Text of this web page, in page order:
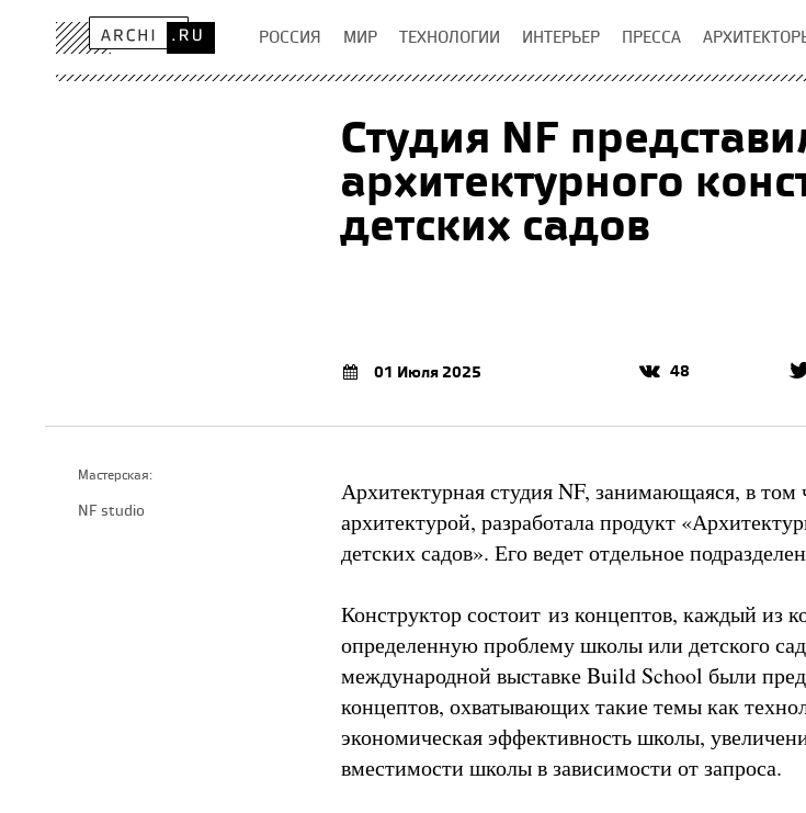
РОССИЯ МИР ТЕХНОЛОГИИ ИНТЕРЬЕР ПРЕССА
Студия NF
архитектурного
детских садов
01 Июля 2025 48
Мастерская:
NF studio
Архитектурная студия NF, занимающаяся, в том
архитектурой, разработала продукт
детских садов». Его ведет отдельное
Конструктор состоит из концептов, каждый из
определенную проблему школы или детского
международной выставке Build School были
концептов, охватывающих такие темы как
экономическая эффективность школы,
вместимости школы в зависимости от запроса.